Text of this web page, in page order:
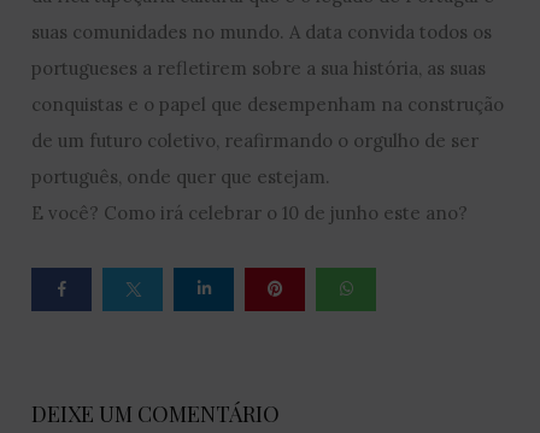
suas comunidades no mundo. A data convida todos os
portugueses a refletirem sobre a sua história, as suas
conquistas e o papel que desempenham na construção
de um futuro coletivo, reafirmando o orgulho de ser
português, onde quer que estejam.
E você? Como irá celebrar o 10 de junho este ano?
DEIXE UM COMENTÁRIO